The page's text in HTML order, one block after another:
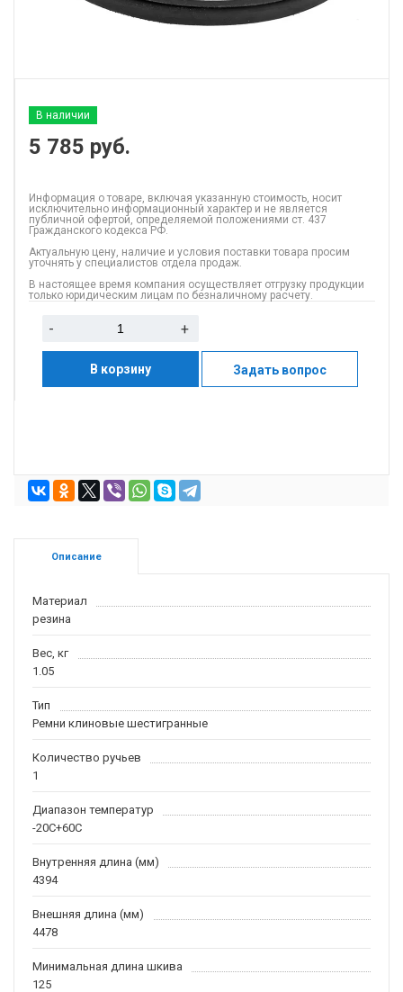
В наличии
5 785 руб.
Информация о товаре, включая указанную стоимость, носит
исключительно информационный характер и не является
публичной офертой, определяемой положениями ст. 437
Гражданского кодекса РФ.
Актуальную цену, наличие и условия поставки товара просим
уточнять у специалистов отдела продаж.
В настоящее время компания осуществляет отгрузку продукции
только юридическим лицам по безналичному расчету.
- +
В корзину Задать вопрос
Описание
Материал
резина
Вес, кг
1.05
Тип
Ремни клиновые шестигранные
Количество ручьев
1
Диапазон температур
-20С+60С
Внутренняя длина (мм)
4394
Внешняя длина (мм)
4478
Минимальная длина шкива
125